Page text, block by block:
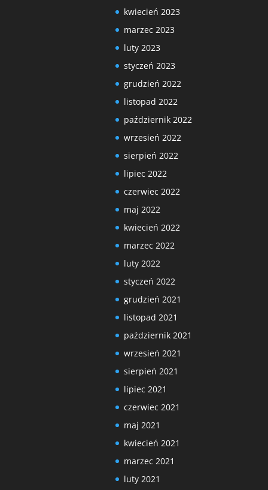
kwiecień 2023
marzec 2023
luty 2023
styczeń 2023
grudzień 2022
listopad 2022
październik 2022
wrzesień 2022
sierpień 2022
lipiec 2022
czerwiec 2022
maj 2022
kwiecień 2022
marzec 2022
luty 2022
styczeń 2022
grudzień 2021
listopad 2021
październik 2021
wrzesień 2021
sierpień 2021
lipiec 2021
czerwiec 2021
maj 2021
kwiecień 2021
marzec 2021
luty 2021